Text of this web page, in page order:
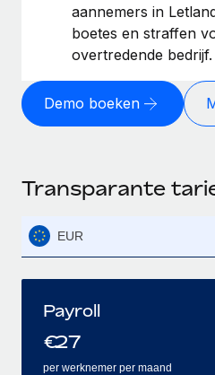
aannemers in
boetes en straffen
overtredende bedrijf.
Demo boeken
Transparante
EUR
Payroll
€27
per werknemer per maand